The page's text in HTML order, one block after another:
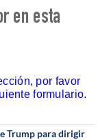
en esta
por favor
formulario.
Trump para dirigir